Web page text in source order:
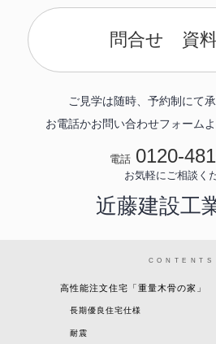
問合せ 資
ご見学は随時、予約制にて
お電話かお問い合わせフォーム
電話 0120-
お気軽にご相談く
近藤建設工
CONTENTS
高性能注文住宅「重量木骨の家」
長期優良住宅仕様
耐震